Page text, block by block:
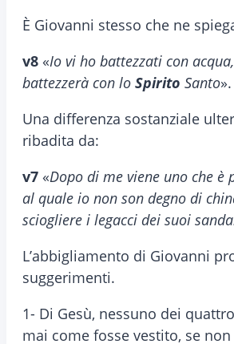
È Giovanni stesso che ne
v8 «Io vi ho battezzati con
battezzerà con lo Spirito Santo».
Una differenza sostanziale
ribadita da:
v7 «Dopo di me viene uno che è
al quale io non son degno di
sciogliere i legacci dei suoi
L’abbigliamento di Giovanni
suggerimenti.
1- Di Gesù, nessuno dei
mai come fosse vestito, se